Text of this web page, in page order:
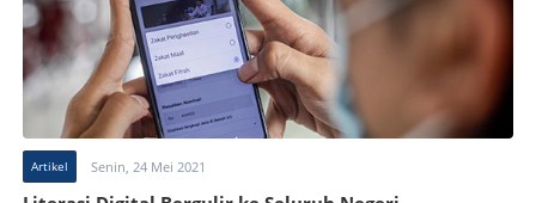
Artikel Senin, 24 Mei 2021